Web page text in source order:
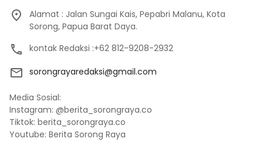
Alamat : Jalan Sungai Kais, Pepabri Malanu, Kota
Sorong, Papua Barat Daya.
kontak Redaksi :+62 812-9208-2932
sorongrayaredaksi@gmail.com
Media Sosial:
Instagram: @berita_sorongraya.co
Tiktok: berita_sorongraya.co
Youtube: Berita Sorong Raya